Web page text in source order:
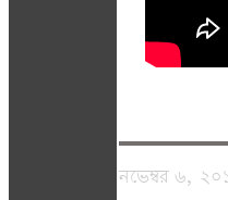
নভেম্বর ৬,